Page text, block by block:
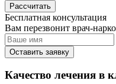
Рассчитать
Бесплатная консультация
Вам перезвонит врач-
Оставить заявку
Качество лечения в